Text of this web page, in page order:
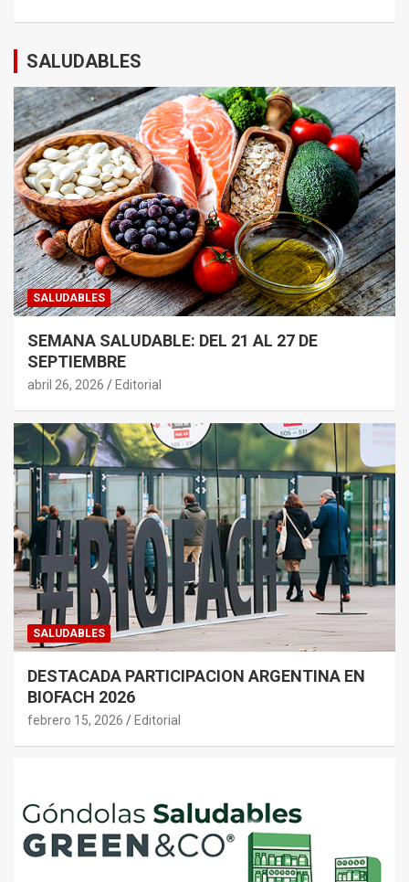
SALUDABLES
SALUDABLES
SEMANA SALUDABLE: DEL 21 AL 27 DE
SEPTIEMBRE
abril 26, 2026 Editorial
SALUDABLES
DESTACADA PARTICIPACION ARGENTINA EN
BIOFACH 2026
febrero 15, 2026 Editorial